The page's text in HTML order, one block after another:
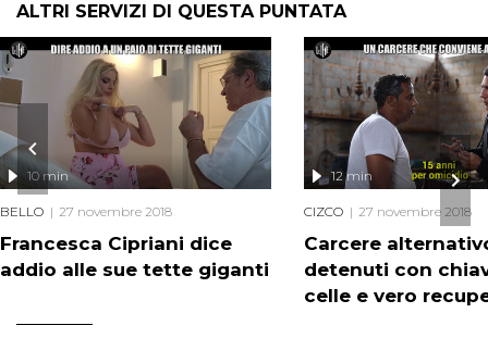
ALTRI SERVIZI DI QUESTA PUNTATA
Francesca Cipriani dice
addio alle sue tette giganti
10 min
BELLO 27 novembre 2018
Carcere
detenuti con
celle e vero
12 min
CIZCO 27 novembre 2018